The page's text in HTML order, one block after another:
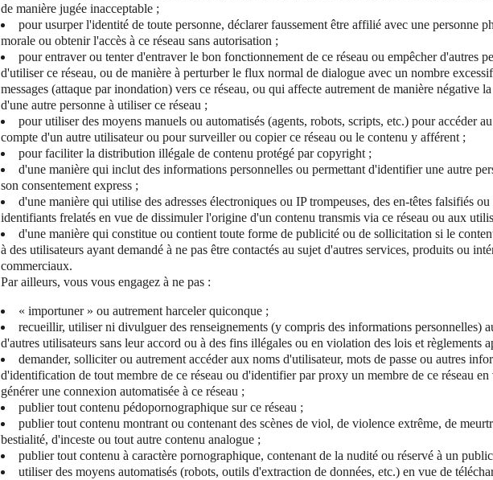
de manière jugée inacceptable ;
pour usurper l'identité de toute personne, déclarer faussement être affilié avec une personne
morale ou obtenir l'accès à ce réseau sans autorisation ;
pour entraver ou tenter d'entraver le bon fonctionnement de ce réseau ou empêcher d'autres
d'utiliser ce réseau, ou de manière à perturber le flux normal de dialogue avec un nombre
messages (attaque par inondation) vers ce réseau, ou qui affecte autrement de manière négative
d'une autre personne à utiliser ce réseau ;
pour utiliser des moyens manuels ou automatisés (agents, robots, scripts, etc.) pour accéder
compte d'un autre utilisateur ou pour surveiller ou copier ce réseau ou le contenu y afférent ;
pour faciliter la distribution illégale de contenu protégé par copyright ;
d'une manière qui inclut des informations personnelles ou permettant d'identifier une autre
son consentement express ;
d'une manière qui utilise des adresses électroniques ou IP trompeuses, des en-têtes falsifiés ou
identifiants frelatés en vue de dissimuler l'origine d'un contenu transmis via ce réseau ou aux
d'une manière qui constitue ou contient toute forme de publicité ou de sollicitation si le
à des utilisateurs ayant demandé à ne pas être contactés au sujet d'autres services, produits ou
commerciaux.
Par ailleurs, vous vous engagez à ne pas :
« importuner » ou autrement harceler quiconque ;
recueillir, utiliser ni divulguer des renseignements (y compris des informations personnelles)
d'autres utilisateurs sans leur accord ou à des fins illégales ou en violation des lois et règlements
demander, solliciter ou autrement accéder aux noms d'utilisateur, mots de passe ou autres
d'identification de tout membre de ce réseau ou d'identifier par proxy un membre de ce réseau en
générer une connexion automatisée à ce réseau ;
publier tout contenu pédopornographique sur ce réseau ;
publier tout contenu montrant ou contenant des scènes de viol, de violence extrême, de
bestialité, d'inceste ou tout autre contenu analogue ;
publier tout contenu à caractère pornographique, contenant de la nudité ou réservé à un
utiliser des moyens automatisés (robots, outils d'extraction de données, etc.) en vue de